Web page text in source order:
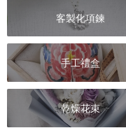
客製化項鍊
手工禮盒
乾燥花束